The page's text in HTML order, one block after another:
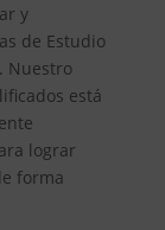
y
de Estudio
Nuestro
está
lograr
forma